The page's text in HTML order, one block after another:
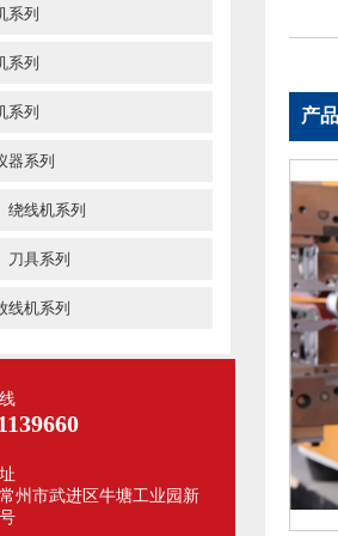
系列
系列
系列
器系列
绕线机系列
刀具系列
线机系列
州市武进区牛塘工业园新
产